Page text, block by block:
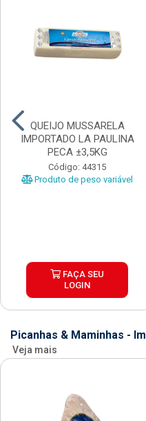
QUEIJO MUSSARELA
IMPORTADO LA PAULINA
PECA ±3,5KG
Código: 44315
Produto de peso variável
FAÇA SEU
LOGIN
Picanhas & Maminhas -
Veja mais